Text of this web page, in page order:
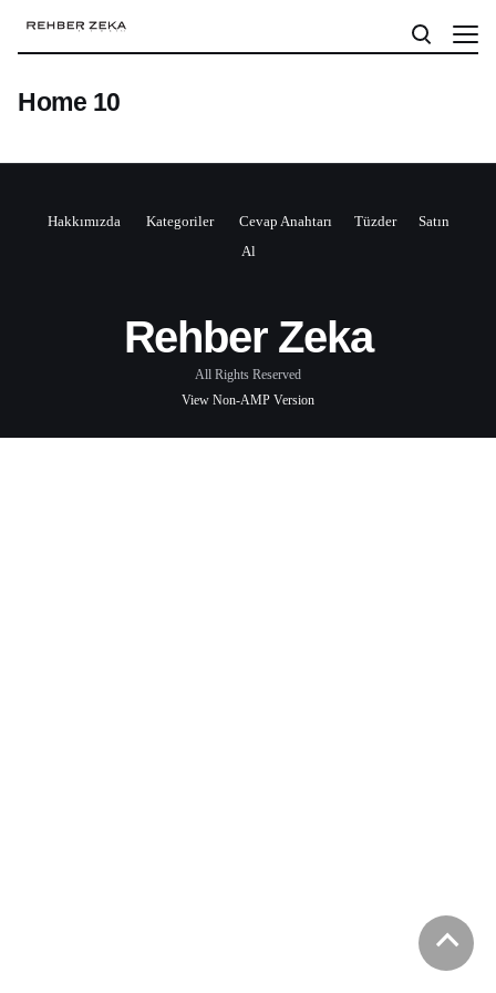
Home 10
Hakkımızda Kategoriler Cevap Anahtarı Tüzder
Satın
Al
Rehber Zeka
All Rights Reserved
View Non-AMP Version